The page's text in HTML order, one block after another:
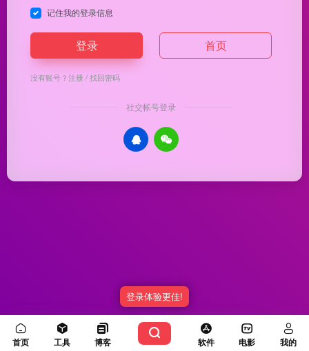
记住我的登录信息
登录 首页
没有账号？注册/找回密码
社交帐号登录
Copyright © 2026 优渥导航 冀ICP备20003336号-5由 OneNav强力驱动
首页 工具 博客 软件 电影 我的
登录体验更佳!